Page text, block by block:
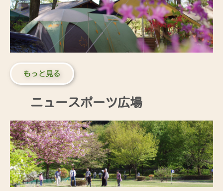
もっと見る
ニュースポーツ広場